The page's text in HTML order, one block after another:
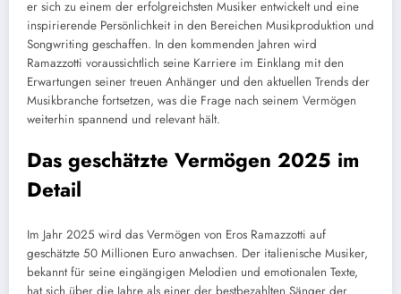
er sich zu einem der erfolgreichsten Musiker entwickelt und eine
inspirierende Persönlichkeit in den Bereichen Musikproduktion und
Songwriting geschaffen. In den kommenden Jahren wird
Ramazzotti voraussichtlich seine Karriere im Einklang mit den
Erwartungen seiner treuen Anhänger und den aktuellen Trends der
Musikbranche fortsetzen, was die Frage nach seinem Vermögen
weiterhin spannend und relevant hält.
Das geschätzte Vermögen 2025 im
Detail
Im Jahr 2025 wird das Vermögen von Eros Ramazzotti auf
geschätzte 50 Millionen Euro anwachsen. Der italienische Musiker,
bekannt für seine eingängigen Melodien und emotionalen Texte,
hat sich über die Jahre als einer der bestbezahlten Sänger der